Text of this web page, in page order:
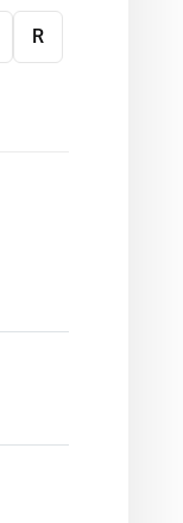
R